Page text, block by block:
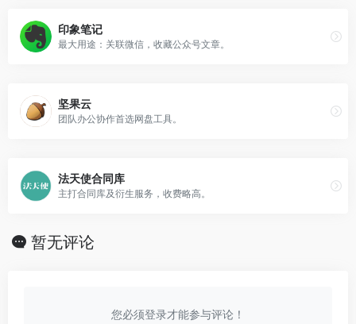
印象笔记
最大用途：关联微信，收藏公众号文章。
坚果云
团队办公协作首选网盘工具。
法天使合同库
主打合同库及衍生服务，收费略高。
暂无评论
您必须登录才能参与评论！